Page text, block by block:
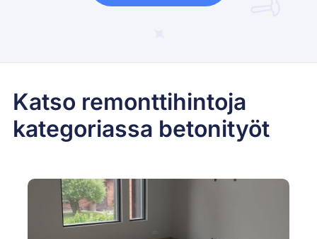
Katso remonttihintoja
kategoriassa betonityöt